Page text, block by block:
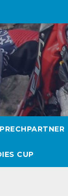
CUP